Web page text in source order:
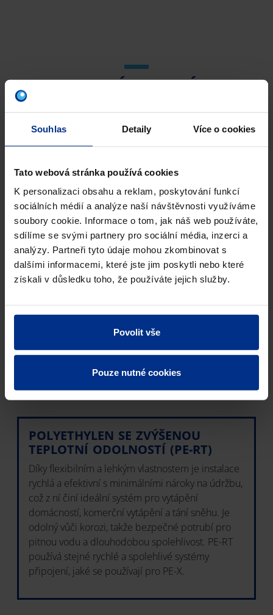
Souhlas Detaily Více o cookies
Tato webová stránka používá cookies
K personalizaci obsahu a reklam, poskytování funkcí
sociálních médií a analýze naší návštěvnosti využíváme
soubory cookie. Informace o tom, jak náš web používáte,
sdílíme se svými partnery pro sociální média, inzerci a
analýzy. Partneři tyto údaje mohou zkombinovat s
dalšími informacemi, které jste jim poskytli nebo které
získali v důsledku toho, že používáte jejich služby.
Povolit vše
Pouze nutné cookies
CHCETE ZNÁT ROZDÍL MEZI
Profesionálové mají obvykle preference, pro jaký typ
pro zásobování vodou, rozdělíme obecné rozdíly mezi
našimi vodovodními trubkami.
VÍCEVRSTVÉ KOMPOZITNÍ TRUBKY
Hlavní výhodou těchto trubek ve srovnání
s trubkami PE-X, resp. PE-RT, je to, že hliníková
vrstva působí jako kyslíková bariéra. Proto jsou
bojler / ohřívač vody před korozí tím, že udržuje
oxidanty mimo vodu, což dále prodlužuje jejich
trvanlivost a životnost.
POLYETHYLEN SE ZVÝŠENOU
TEPLOTNÍ ODOLNOSTÍ (PE-RT)
Díky flexibilním a lehkým vlastnostem je instalace
rychlá a efektivní s minimálními nároky na údržbu,
což z ní činí ideální systém pro vytápění
domácností, komerční vytápění a tání sněhu. Je
odolný vůči korozi, takže bezpečné potrubí pro
pitnou vodu a dlouhodobou spolehlivost. PE-RT
používá stejné rychlé a spolehlivé systémy
připojení, jaké se používají pro PE-X.